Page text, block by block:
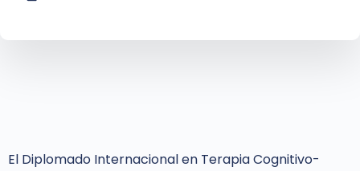
El Diplomado Internacional en Terapia Cognitivo-